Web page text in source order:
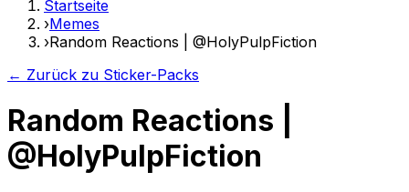
Startseite
›Memes
›Random Reactions | @HolyPulpFiction
← Zurück zu Sticker-Packs
Random Reactions |
@HolyPulpFiction